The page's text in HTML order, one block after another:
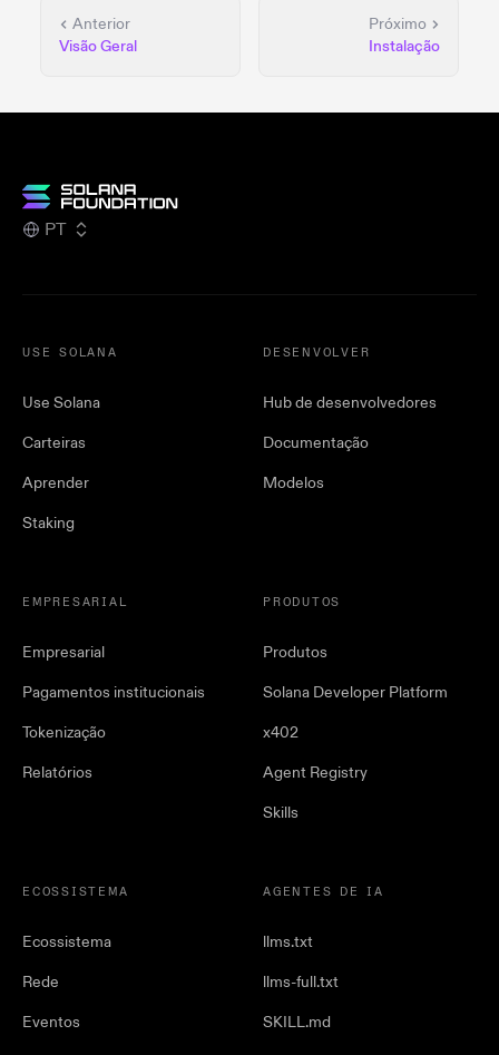
Anterior
Visão Geral
Próximo
Instalação
PT
USE SOLANA
Use Solana
Carteiras
Aprender
Staking
DESENVOLVER
Hub de desenvolvedores
Documentação
Modelos
EMPRESARIAL
Empresarial
Pagamentos institucionais
Tokenização
Relatórios
PRODUTOS
Produtos
Solana Developer Platform
x402
Agent Registry
Skills
ECOSSISTEMA
Ecossistema
Rede
Eventos
AGENTES DE IA
llms.txt
llms-full.txt
SKILL.md